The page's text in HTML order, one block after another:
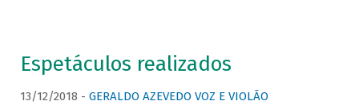
Espetáculos realizados
13/12/2018 - GERALDO AZEVEDO VOZ E VIOLÃO